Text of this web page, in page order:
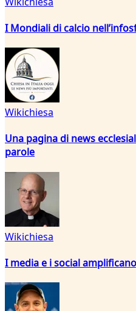
I Mondiali di calcio
Wikichiesa
Una pagina di news
parole
Wikichiesa
I media e i social